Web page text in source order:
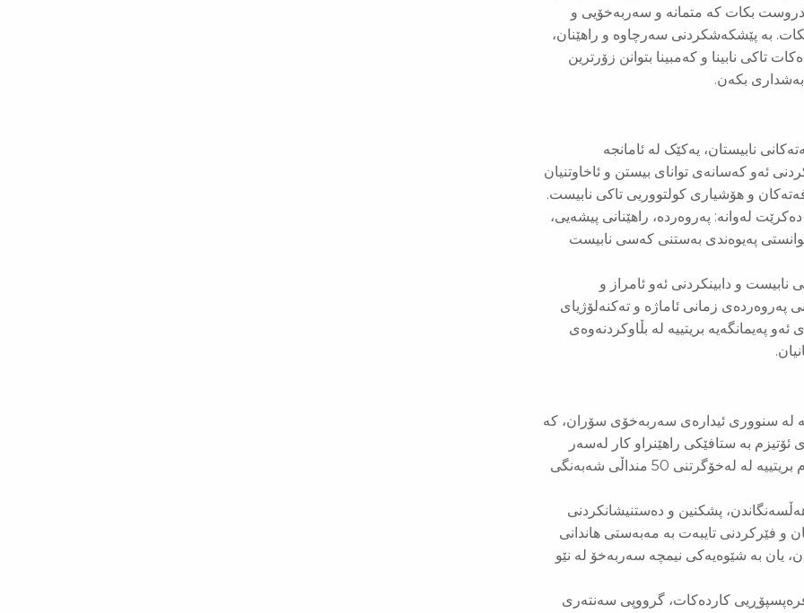
دروست بکات کە متمانە و سەربەخۆیی و
بە پێشکەشکردنی سەرچاوە و راهێنان،
تاکی نابینا و کەمبینا بتوانن زۆرترین
بەشداری بكەن.
نابیستان، یەکێک لە ئامانجە
ئەو کەسانەی توانای بیستن و ئاخاوتنیان
و هۆشیاری کولتووریی تاکی نابیست.
لەوانە: پەروەردە، راهێنانی پیشەیی،
پەیوەندی بەستنی کەسی نابیست
و دابینکردنی ئەو ئامراز و
زمانی ئاماژە و تەکنەلۆژیای
پەیمانگەیە بریتییە لە بڵاوکردنەوەی
له‌ سنووری ئیداره‌ی سه‌ربه‌خۆی سۆران، كه‌
به‌ ستافێكی راهێنراو كار له‌سه‌ر
شیاندنه‌وه ‌و راهێنانى منداڵانی ئۆتیزم ده‌كات، توانای سه‌نته‌ری ئۆتیزم بریتییه‌ له‌ له‌خۆگرتنی 50 منداڵی شەبەنگی
پشکنین و دەستنیشانکردنی
و فێرکردنی تایبەت بە مەبەستی هاندانی
یان بە شێوەیەکی نیمچە سەربەخۆ لە نێو
فرەپسپۆڕیی کاردەکات، گرووپی سەنتەری